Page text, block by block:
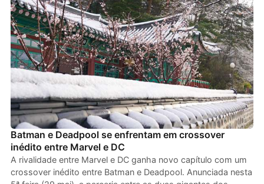
Batman e Deadpool se enfrentam em crossover
inédito entre Marvel e DC
A rivalidade entre Marvel e DC ganha novo capítulo com um
crossover inédito entre Batman e Deadpool. Anunciada nesta